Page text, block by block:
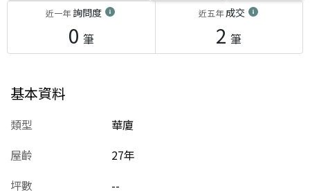
近一年詢問度
0 筆
近五年成交
2 筆
基本資料
類型
華廈
屋齡
27年
坪數
--